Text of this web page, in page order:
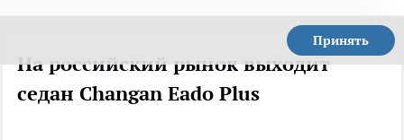
Принять
На российский рынок выходит
седан Changan Eado Plus